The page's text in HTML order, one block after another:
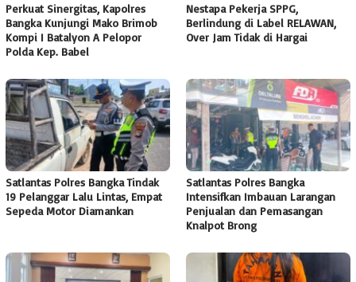
Perkuat Sinergitas, Kapolres
Bangka Kunjungi Mako Brimob
Kompi I Batalyon A Pelopor
Polda Kep. Babel
Nestapa Pekerja SPPG,
Berlindung di Label RELAWAN,
Over Jam Tidak di Hargai
Satlantas Polres Bangka Tindak
19 Pelanggar Lalu Lintas, Empat
Sepeda Motor Diamankan
Satlantas Polres Bangka
Intensifkan Imbauan Larangan
Penjualan dan Pemasangan
Knalpot Brong